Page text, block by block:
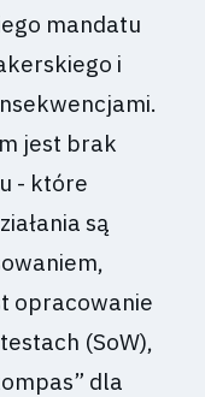
mandatu
i
jest brak
- które
są
opracowanie
(SoW),
dla